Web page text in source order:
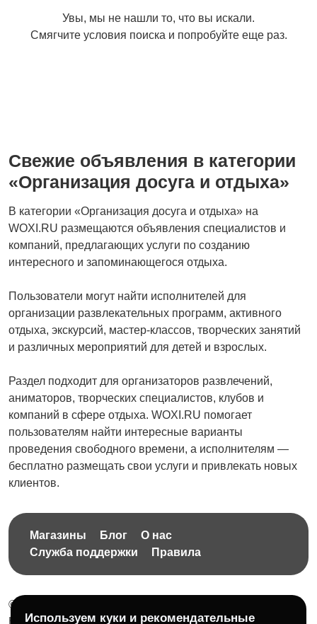
Увы, мы не нашли то, что вы искали.
Смягчите условия поиска и попробуйте еще раз.
Свежие объявления в категории
«Организация досуга и отдыха»
В категории «Организация досуга и отдыха» на
WOXI.RU размещаются объявления специалистов и
компаний, предлагающих услуги по созданию
интересного и запоминающегося отдыха.
Пользователи могут найти исполнителей для
организации развлекательных программ, активного
отдыха, экскурсий, мастер-классов, творческих занятий
и различных мероприятий для детей и взрослых.
Раздел подходит для организаторов развлечений,
аниматоров, творческих специалистов, клубов и
компаний в сфере отдыха. WOXI.RU помогает
пользователям найти интересные варианты
проведения свободного времени, а исполнителям —
бесплатно размещать свои услуги и привлекать новых
клиентов.
Магазины Блог
О нас
Служба поддержки
Правила
© 2026 Бесплатная доска объявлений без ограничений
Используем куки и рекомендательные